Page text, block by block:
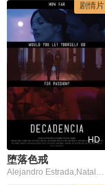
剧情片
HD
堕落色戒
Alejandro Estrada,Nataly Uma?a,Roberto Palazuelos